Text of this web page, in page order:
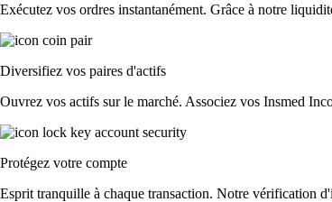
Exécutez vos ordres instantanément. Grâce à notre
Diversifiez vos paires d'actifs
Ouvrez vos actifs sur le marché. Associez vos Insmed
Protégez votre compte
Esprit tranquille à chaque transaction. Notre vérification